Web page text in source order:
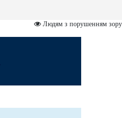
Людям з порушенням зору